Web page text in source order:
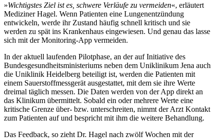
»Wichtigstes Ziel ist es, schwere Verläufe zu vermeiden«, erläutert
Mediziner Hagel. Wenn Patienten eine Lungenentzündung
entwickeln, werde ihr Zustand häufig schnell kritisch und sie
werden zu spät ins Krankenhaus eingewiesen. Und genau das lasse
sich mit der Monitoring-App vermeiden.
In der aktuell laufenden Pilotphase, an der auf Initiative des
Bundesgesundheitsministeriums neben dem Uniklinikum Jena auch
die Uniklinik Heidelberg beteiligt ist, werden die Patienten mit
einem Sauerstoffmessgerät ausgestattet, mit dem sie ihre Werte
dreimal täglich messen. Die Daten werden von der App direkt an
das Klinikum übermittelt. Sobald ein oder mehrere Werte eine
kritische Grenze über- bzw. unterschreiten, nimmt der Arzt Kontakt
zum Patienten auf und bespricht mit ihm die weitere Behandlung.
Das Feedback, so zieht Dr. Hagel nach zwölf Wochen mit der